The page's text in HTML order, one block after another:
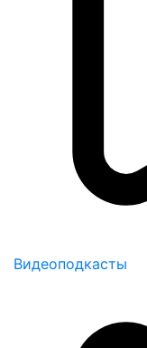
Видеоподкасты